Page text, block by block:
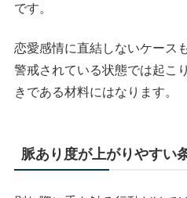
です。
恋愛感情に直結しないケース
警戒されている状態では起こ
きである材料にはなります。
脈あり度が上がりやすい